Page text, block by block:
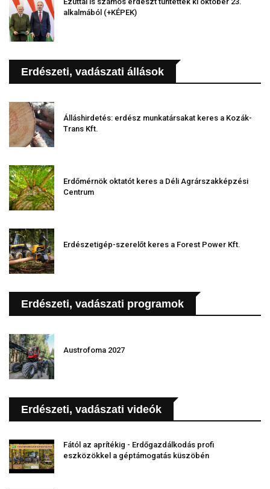
alkalmából (+KÉPEK)
Erdészeti, vadászati állások
Álláshirdetés: erdész munkatársakat keres a Kozák-
Trans Kft.
Erdőmérnök oktatót keres a Déli Agrárszakképzési
Centrum
Erdészetigép-szerelőt keres a Forest Power Kft.
Erdészeti, vadászati programok
Austrofoma 2027
Erdészeti, vadászati videók
Fától az aprítékig - Erdőgazdálkodás profi
eszközökkel a géptámogatás küszöbén